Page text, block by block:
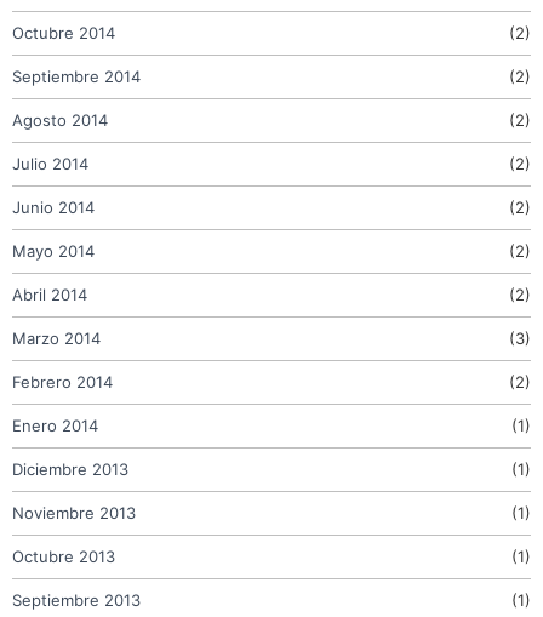
Octubre 2014 (2)
Septiembre 2014 (2)
Agosto 2014 (2)
Julio 2014 (2)
Junio 2014 (2)
Mayo 2014 (2)
Abril 2014 (2)
Marzo 2014 (3)
Febrero 2014 (2)
Enero 2014 (1)
Diciembre 2013 (1)
Noviembre 2013 (1)
Octubre 2013 (1)
Septiembre 2013 (1)